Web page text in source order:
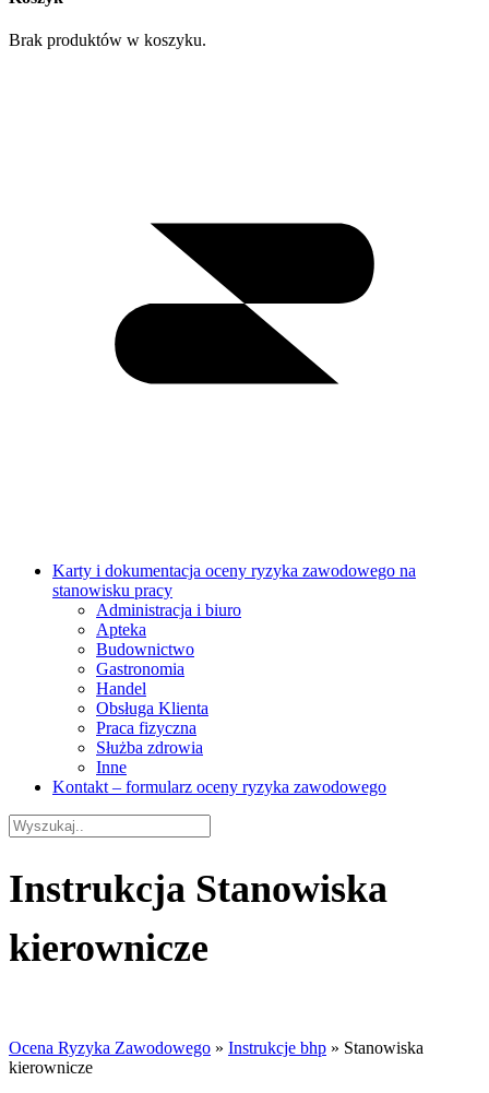
Brak produktów w koszyku.
Karty i dokumentacja oceny ryzyka zawodowego na
stanowisku pracy
Administracja i biuro
Apteka
Budownictwo
Gastronomia
Handel
Obsługa Klienta
Praca fizyczna
Służba zdrowia
Inne
Kontakt – formularz oceny ryzyka zawodowego
Instrukcja Stanowiska
kierownicze
Ocena Ryzyka Zawodowego » Instrukcje bhp » Stanowiska
kierownicze